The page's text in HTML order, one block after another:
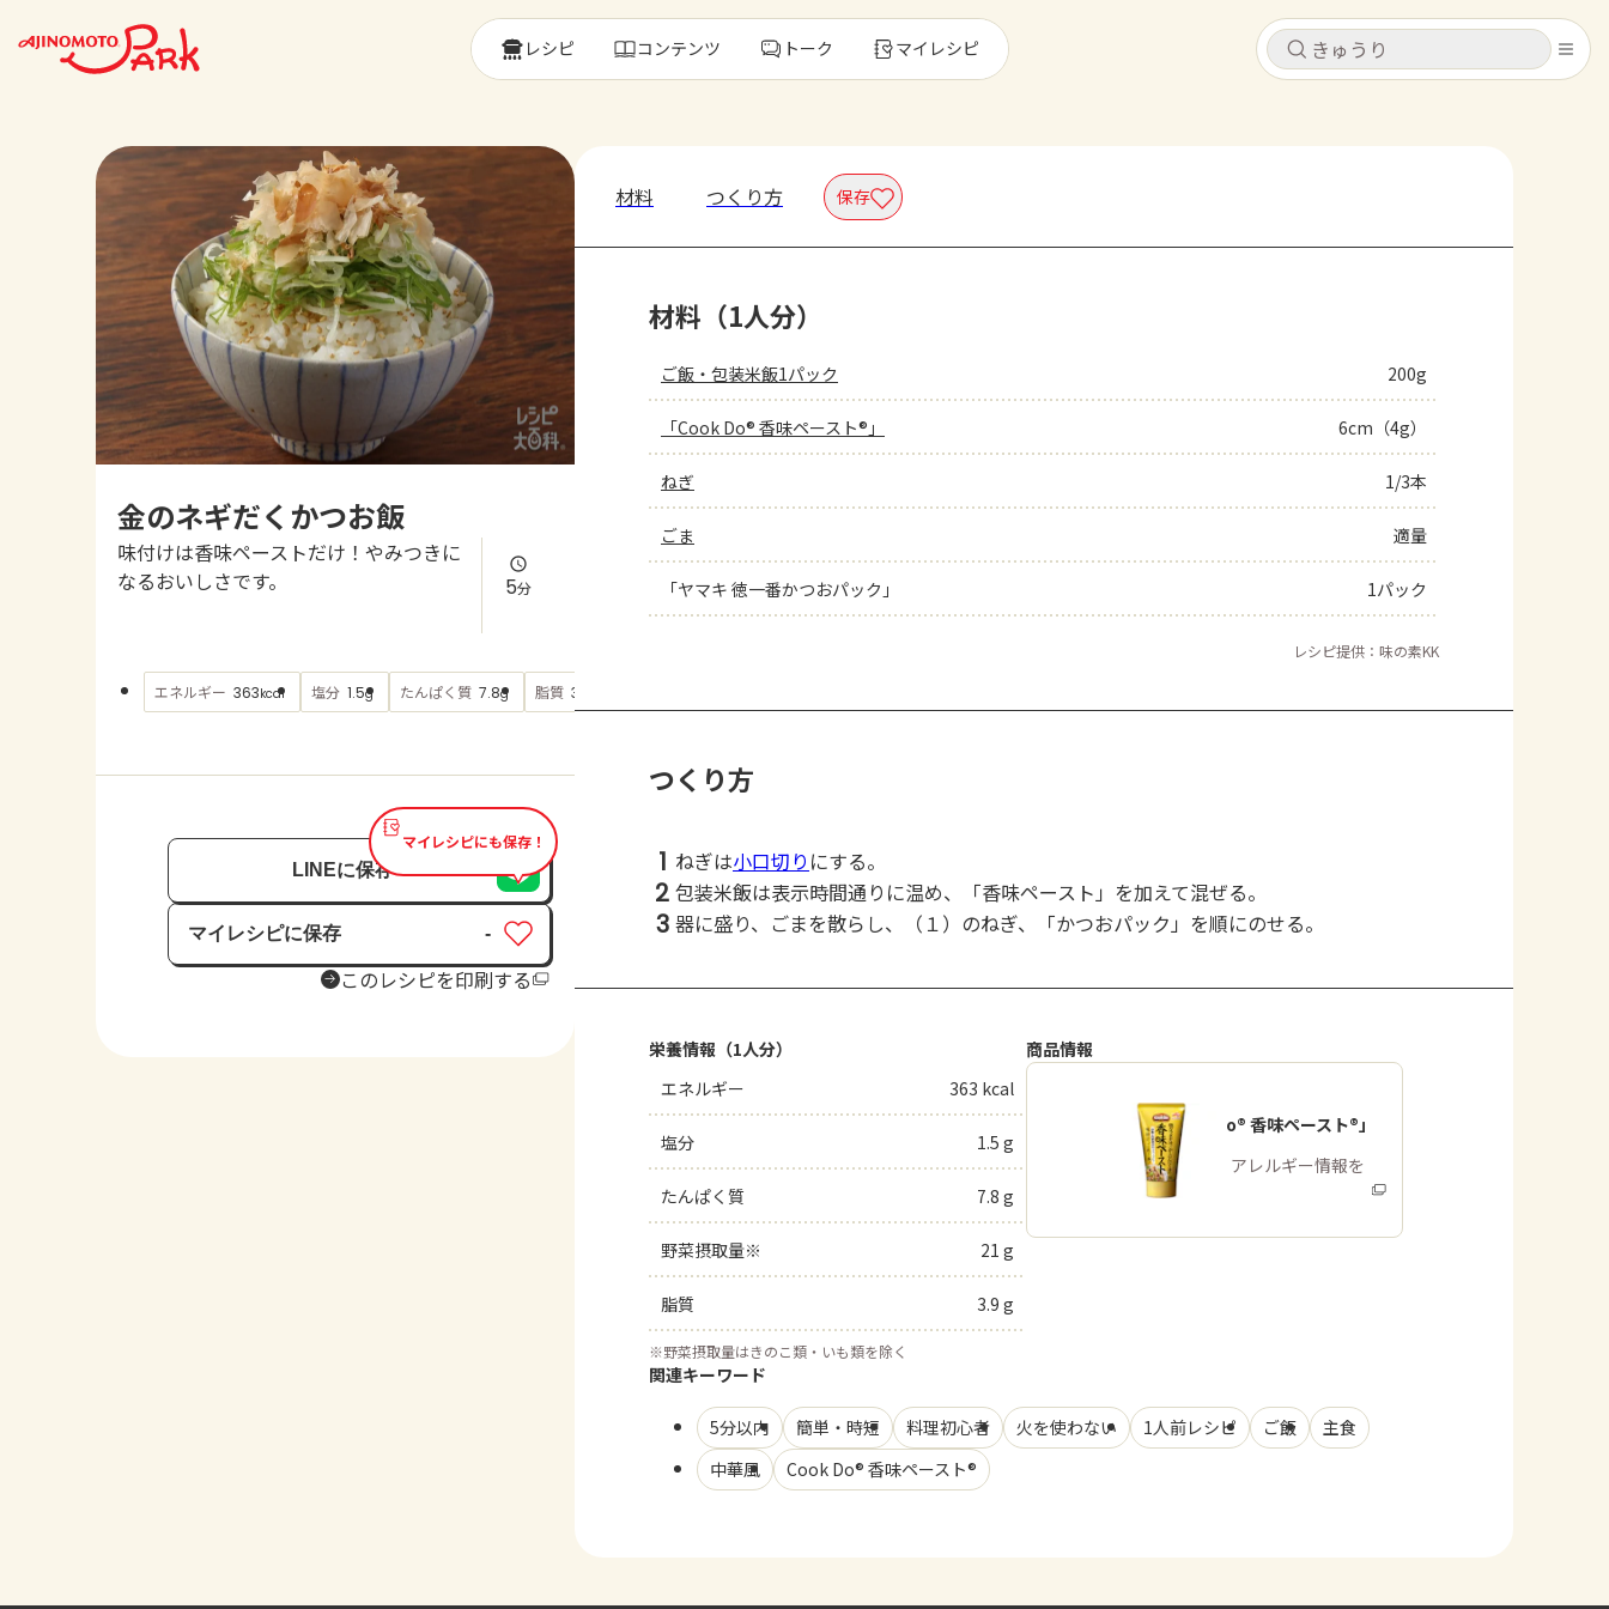
キャンセル
レシピ
トーク
よくあるお問い合わせ
お買い物
AJINOMOTO PARK とは
キャンセル
レシピ コンテンツ トーク マイレシピ
金のネギだくかつお飯
味付けは香味ペーストだけ！やみつきに
なるおいしさです。
5分
エネルギー 363kcal 塩分 1.5g たんぱく質 7.8g 脂質 3.9
マイレシピにも保存！
LINEに保存
マイレシピに保存
保存済み
-
このレシピを印刷する
材料 つくり方 保存
材料（1人分）
ご飯・包装米飯1パック 200g
「Cook Do® 香味ペースト®」 6cm（4g）
ねぎ 1/3本
ごま 適量
「ヤマキ 徳一番かつおパック」 1パック
レシピ提供：味の素KK
つくり方
1 ねぎは小口切り にする。
2 包装米飯は表示時間通りに温め、「香味ペースト」を加えて混ぜる。
3 器に盛り、ごまを散らし、（１）のねぎ、「かつおパック」を順にのせる。
栄養情報（1人分）
エネルギー
363 kcal
塩分 1.5 g
たんぱく質 7.8 g
野菜摂取量※ 21 g
脂質 3.9 g
※野菜摂取量はきのこ類・いも類を除く
商品情報
「Cook Do® 香味ペースト®」
商品・アレルギー情報を
関連キーワード
5分以内 簡単・時短 料理初心者 火を使わない 1人前レシピ ご飯
主食
中華風
Cook Do® 香味ペースト®